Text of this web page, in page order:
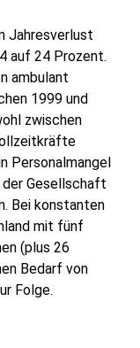
Jahresverlust
auf 24 Prozent.
ambulant
1999 und
zwischen
Personalmangel
Gesellschaft
Bei konstanten
mit fünf
(plus 26
Bedarf von
Folge.